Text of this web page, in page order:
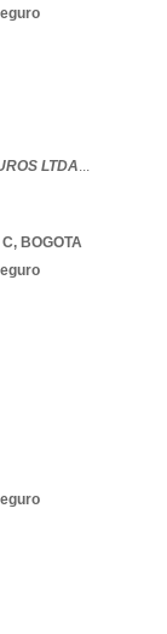
LTDA...
, BOGOTA